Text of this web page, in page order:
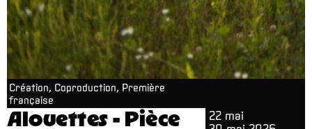
Création, Coproduction, Première
française
Alouettes - Pièce
22 mai